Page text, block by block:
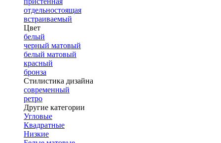
отдельностоящая
встраиваемый
Цвет
белый
черный матовый
белый матовый
красный
бронза
Стилистика дизайна
современный
ретро
Другие категории
Угловые
Квадратные
Низкие